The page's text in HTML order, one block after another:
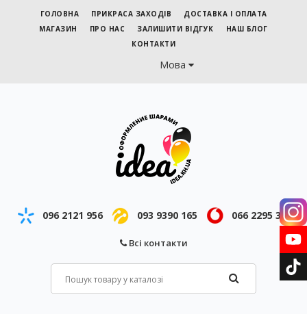
ГОЛОВНА ПРИКРАСА ЗАХОДІВ
ДОСТАВКА І ОПЛАТА
МАГАЗИН
ПРО НАС ЗАЛИШИТИ ВІДГУК
НАШ БЛОГ
КОНТАКТИ
Мова
096 2121 956 093 9390 165 066 2295 343
Всі контакти